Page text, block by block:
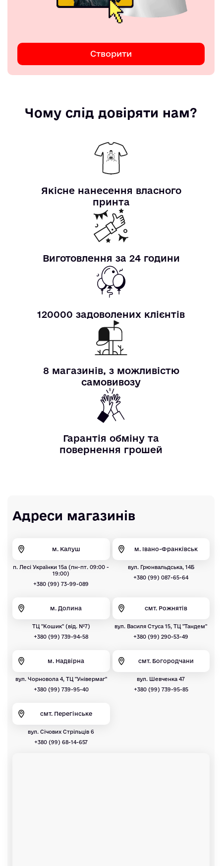
Створити
Чому слід довіряти нам?
Якісне нанесення власного
принта
Виготовлення за 24 години
120000 задоволених клієнтів
8 магазинів, з можливістю
самовивозу
Гарантія обміну та
повернення грошей
Адреси магазинів
м. Калуш
п. Лесі Українки 15а (пн-пт. 09:00 -
19:00)
+380 (99) 73-99-089
м. Івано-Франківськ
вул. Грюнвальдська, 14Б
+380 (99) 087-65-64
м. Долина
ТЦ "Кошик" (від. №7)
+380 (99) 739-94-58
смт. Рожнятів
вул. Василя Стуса 15, ТЦ "Тандем"
+380 (99) 290-53-49
м. Надвірна
вул. Чорновола 4, ТЦ "Універмаг"
+380 (99) 739-95-40
смт. Богородчани
вул. Шевченка 47
+380 (99) 739-95-85
смт. Перегінське
вул. Січових Стрільців 6
+380 (99) 68-14-657